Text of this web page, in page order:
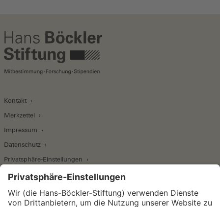
Kontakt
Merkzettel
Impressum
Datenschutz
Privatsphäre-Einstellungen
Wirtschafts- und Sozialwissenschaftliches Institut